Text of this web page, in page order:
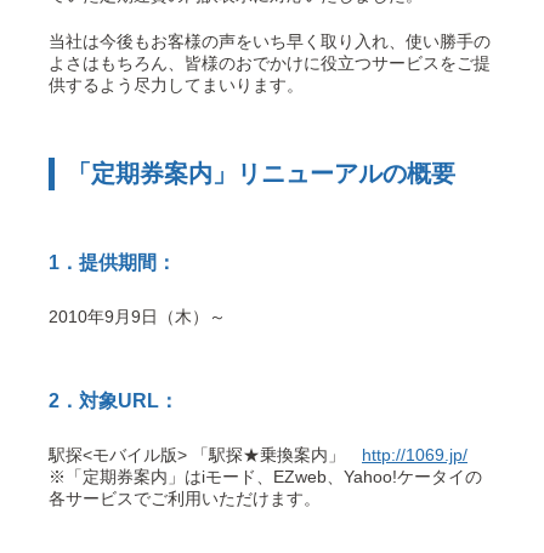
当社は今後もお客様の声をいち早く取り入れ、使い勝手の
よさはもちろん、皆様のおでかけに役立つサービスをご提
供するよう尽力してまいります。
「定期券案内」リニューアルの概要
1．提供期間：
2010年9月9日（木）～
2．対象URL：
駅探<モバイル版> 「駅探★乗換案内」 http://1069.jp/
※「定期券案内」はiモード、EZweb、Yahoo!ケータイの
各サービスでご利用いただけます。